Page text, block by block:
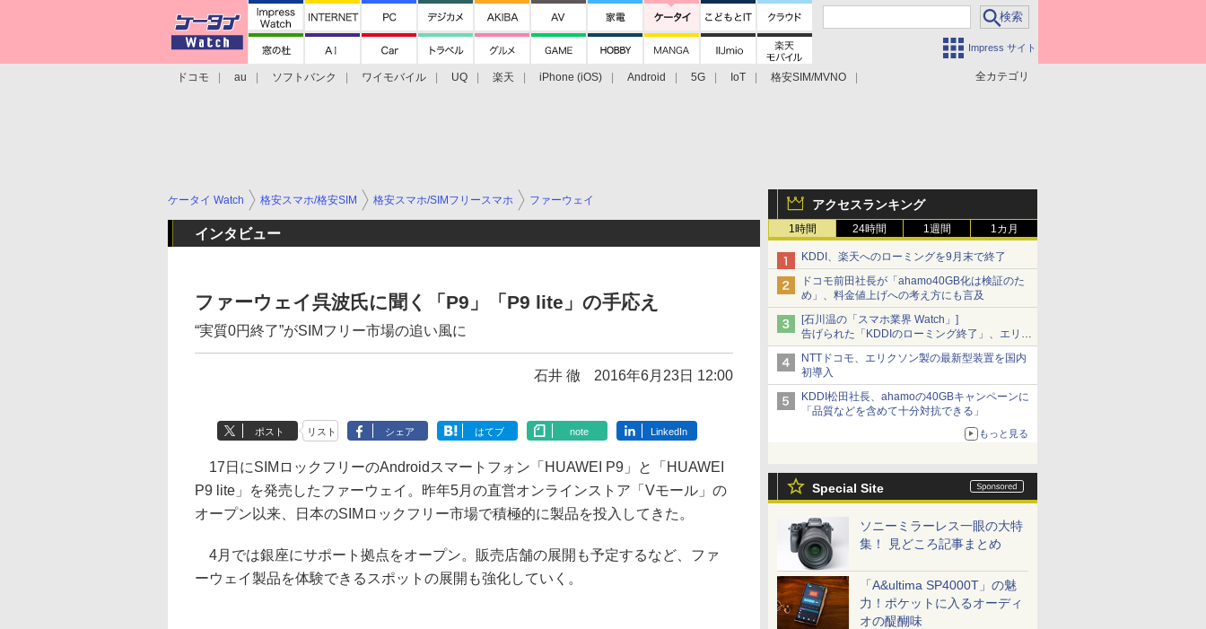
Impress サイト
全カテゴリ
ドコモ au ソフトバンク ワイモバイル UQ 楽天 iPhone (iOS) Android 5G IoT
格安SIM/MVNO
アクセスランキング
1時間 24時間 1週間 1カ月
KDDI、楽天へのローミングを9月末で終了
ドコモ前田社長が「ahamo40GB化は検証のた
め」、料金値上げへの考え方にも言及
[石川温の「スマホ業界 Watch」]
告げられた「KDDIのローミング終了」、エリア
マップの落とし穴と楽天モバイルの課題
NTTドコモ、エリクソン製の最新型装置を国内
初導入
KDDI松田社長、ahamoの40GBキャンペーンに
「品質などを含めて十分対抗できる」
もっと見る
Special Site
ソニーミラーレス一眼の大特
集！ 見どころ記事まとめ
「A&ultima SP4000T」の魅
力！ポケットに入るオーディ
オの醍醐味
ケータイ Watch 格安スマホ/格安SIM 格安スマホ/SIMフリースマホ ファーウェイ
インタビュー
ファーウェイ呉波氏に聞く「P9」「P9 lite」の手応え
“実質0円終了”がSIMフリー市場の追い風に
石井 徹 2016年6月23日 12:00
ポスト リスト シェア はてブ note LinkedIn
17日にSIMロックフリーのAndroidスマートフォン「HUAWEI P9」と「HUAWEI
P9 lite」を発売したファーウェイ。昨年5月の直営オンラインストア「Vモール」の
オープン以来、日本のSIMロックフリー市場で積極的に製品を投入してきた。
4月では銀座にサポート拠点をオープン。販売店舗の展開も予定するなど、ファ
ーウェイ製品を体験できるスポットの展開も強化していく。